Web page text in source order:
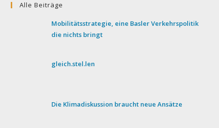
Alle Beiträge
Mobilitätsstrategie, eine Basler Verkehrspolitik
die nichts bringt
gleich.stel.len
Die Klimadiskussion braucht neue Ansätze